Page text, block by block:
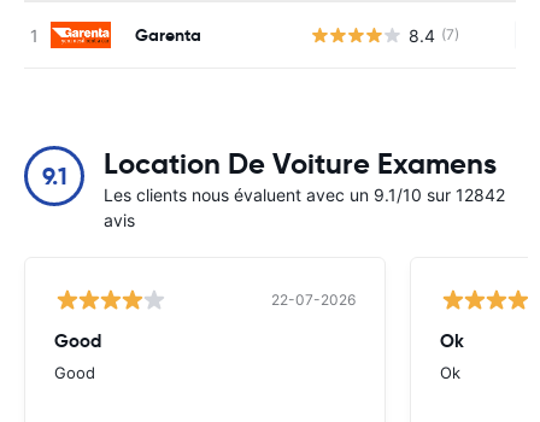
Garenta 8.4 (7)
9.1 Location De Voiture Examens
Les clients nous évaluent avec un 9.1/10 sur 12842
avis
22-07-2026
Good
Good
Ok
Ok